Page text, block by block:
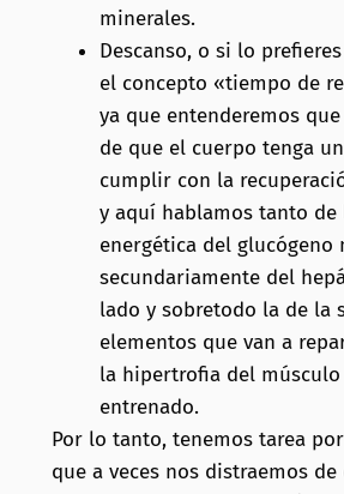
minerales.
Descanso, o si lo
el concepto «tiempo de
ya que entenderemos
de que el cuerpo tenga
cumplir con la
y aquí hablamos tanto de
energética del glucógeno
secundariamente del
lado y sobretodo la de la
elementos que van a
la hipertrofia del
entrenado.
Por lo tanto, tenemos tarea
que a veces nos distraemos